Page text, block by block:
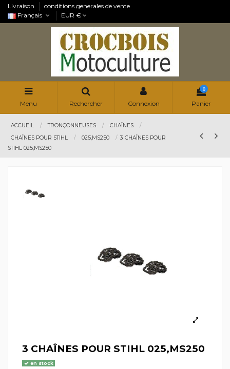
Livraison
conditions generales de vente
Français
EUR €
Menu Rechercher Connexion
0
Panier
ACCUEIL TRONÇONNEUSES
CHAÎNES
CHAÎNES POUR STIHL
025,MS250
3 CHAÎNES POUR
STIHL 025,MS250
3 CHAÎNES POUR STIHL 025,MS250
en stock